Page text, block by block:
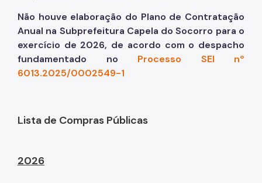
Não houve elaboração do Plano de Contratação
Anual na Subprefeitura Capela do Socorro para o
exercício de 2026, de acordo com o despacho
fundamentado no Processo SEI nº
6013.2025/0002549-1
Lista de Compras Públicas
2026